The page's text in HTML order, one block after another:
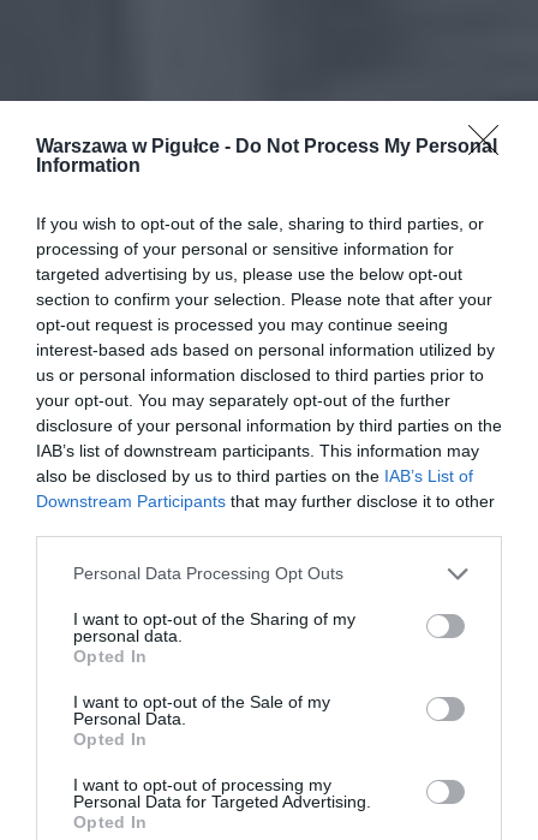
Warszawa w Pigułce - Do Not Process My Personal
Information
If you wish to opt-out of the sale, sharing to third parties, or
processing of your personal or sensitive information for
targeted advertising by us, please use the below opt-out
section to confirm your selection. Please note that after your
opt-out request is processed you may continue seeing
interest-based ads based on personal information utilized by
us or personal information disclosed to third parties prior to
your opt-out. You may separately opt-out of the further
disclosure of your personal information by third parties on the
IAB’s list of downstream participants. This information may
also be disclosed by us to third parties on the IAB’s List of
Downstream Participants that may further disclose it to other
Personal Data Processing Opt Outs
I want to opt-out of the Sharing of my
personal data.
Opted In
I want to opt-out of the Sale of my
Personal Data.
Opted In
I want to opt-out of processing my
Personal Data for Targeted Advertising.
Opted In